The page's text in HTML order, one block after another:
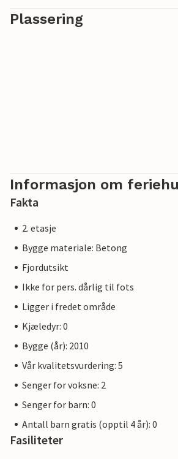
restauranten? Det finnes også flere
shoppingmuligheter i landsbyen, bare
Plassering
Informasjon om
Fakta
2. etasje
Bygge materiale: Betong
Fjordutsikt
Ikke for pers. dårlig til fots
Ligger i fredet område
Kjæledyr: 0
Bygge (år): 2010
Vår kvalitetsvurdering: 5
Senger for voksne: 2
Senger for barn: 0
Antall barn gratis (opptil 4 år): 0
Fasiliteter